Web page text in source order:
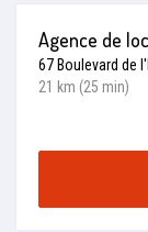
Agence de
67 Boulevard de
21 km (25 min)